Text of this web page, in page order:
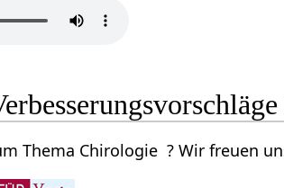
Thema Chirologie ? Wir freuen